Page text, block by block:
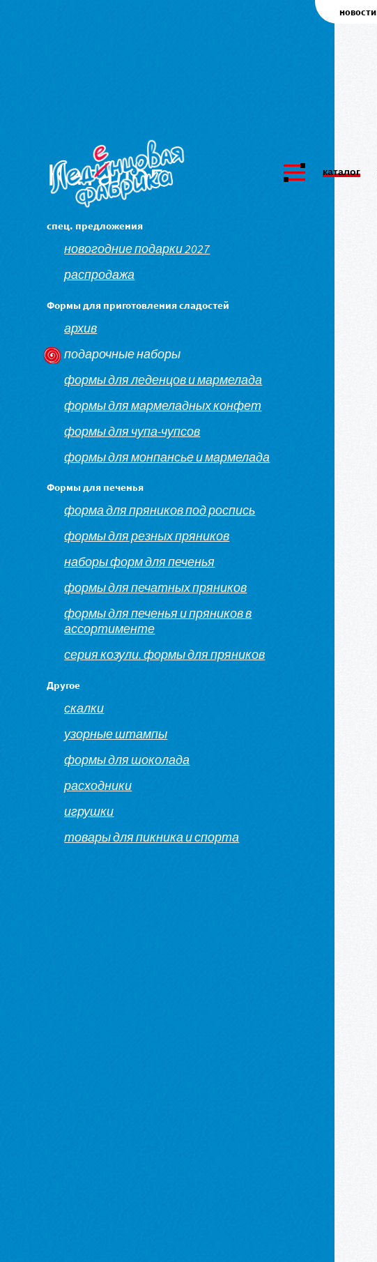
каталог
новости
Каталог
спец. предложения
новогодние подарки 2027
распродажа
Формы для приготовления сладостей
архив
подарочные наборы
формы для леденцов и мармелада
формы для мармеладных конфет
формы для чупа-чупсов
формы для монпансье и мармелада
Формы для печенья
форма для пряников под роспись
формы для резных пряников
наборы форм для печенья
формы для печатных пряников
формы для печенья и пряников в
ассортименте
серия козули. формы для пряников
Другое
скалки
узорные штампы
формы для шоколада
расходники
игрушки
товары для пикника и спорта